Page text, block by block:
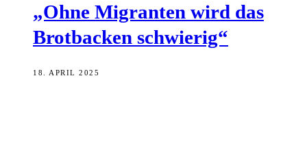
„Ohne Migran­ten wird das
Brot­ba­cken schwierig“
18. APRIL 2025